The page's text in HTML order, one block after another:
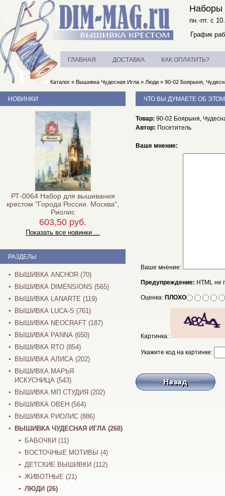
Наборы
пн.-пт. с
График
ГЛАВНАЯ ДОСТАВКА КАК ОПЛАТИТЬ?
Каталог » Вышивка Чудесная Игла » Люди » 90-02 Боярыня,
ЧТО ВЫ ДУМАЕТЕ ОБ
Товар: 90-02 Боярыня,
Автор: Посетитель
Ваше мнение:
Ваше мнение:
Предупреждение: HTML не
Оценка: ПЛОХО
Картинка:
Укажите код на картинке:
НОВИНКИ
РТ-0064 Набор для вышивания
крестом "Города России. Москва",
Риолис
603,50 руб.
Показать все новинки ...
РАЗДЕЛЫ
ВЫШИВКА ANCHOR (70)
ВЫШИВКА DIMENSIONS (565)
ВЫШИВКА LANARTE (119)
ВЫШИВКА LUCA-S (761)
ВЫШИВКА NEOCRAFT (187)
ВЫШИВКА PANNA (650)
ВЫШИВКА RTO (854)
ВЫШИВКА АЛИСА (202)
ВЫШИВКА МАРЬЯ
ИСКУСНИЦА (543)
ВЫШИВКА МП СТУДИЯ (202)
ВЫШИВКА ОВЕН (564)
ВЫШИВКА РИОЛИС (886)
ВЫШИВКА ЧУДЕСНАЯ ИГЛА (268)
БАБОЧКИ (11)
ВОСТОЧНЫЕ МОТИВЫ (4)
ДЕТСКИЕ ВЫШИВКИ (112)
ЖИВОТНЫЕ (21)
ЛЮДИ (26)